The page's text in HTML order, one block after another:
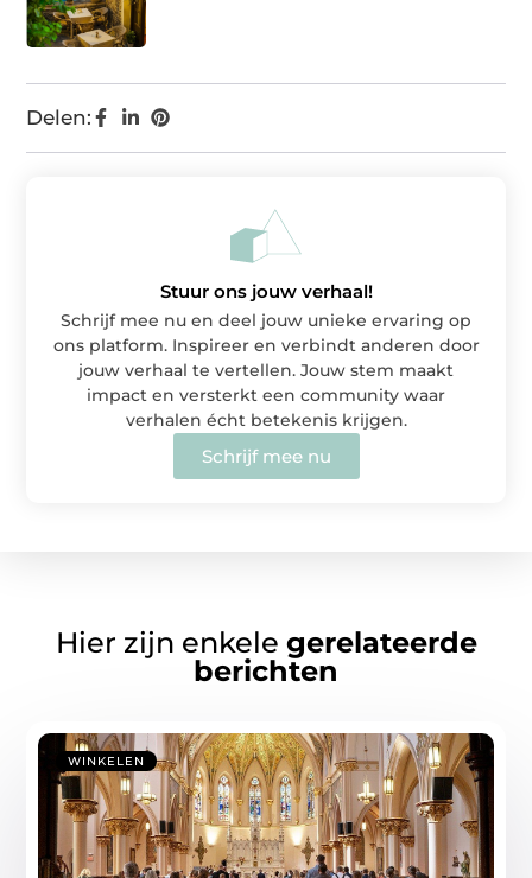
Delen:
Stuur ons jouw verhaal!
Schrijf mee nu en deel jouw unieke ervaring op
ons platform. Inspireer en verbindt anderen door
jouw verhaal te vertellen. Jouw stem maakt
impact en versterkt een community waar
verhalen écht betekenis krijgen.
Schrijf mee nu
Hier zijn enkele gerelateerde
berichten
WINKELEN